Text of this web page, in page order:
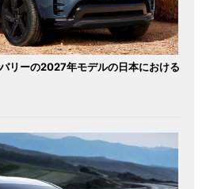
リーの2027年モデルの日本における